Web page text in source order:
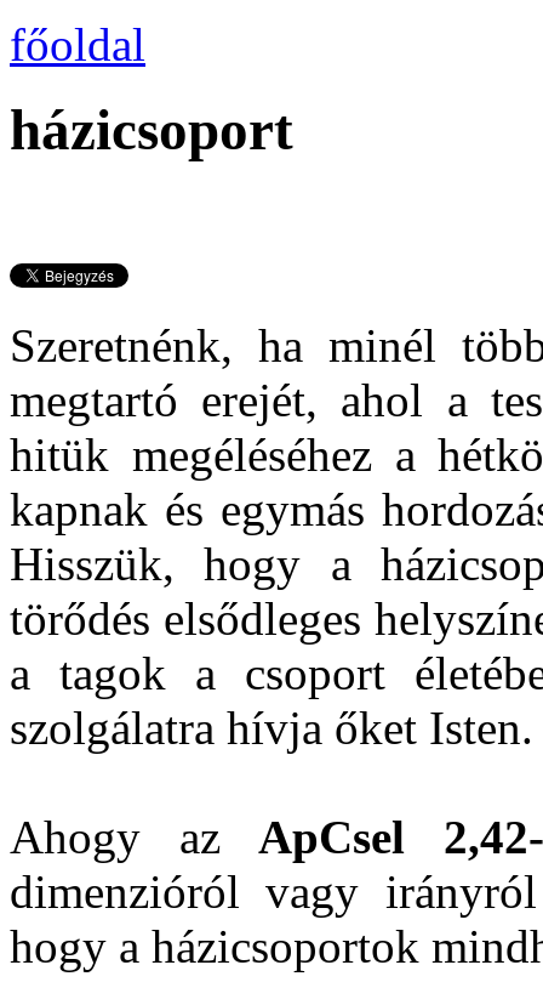
főoldal
házicsoport
Szeretnénk, ha minél
megtartó erejét, ahol a
hitük megéléséhez a
kapnak és egymás
Hisszük, hogy a
törődés elsődleges
a tagok a csoport
szolgálatra hívja őket Isten.
Ahogy azApCsel
dimenzióról vagy
hogy a házicsoportok